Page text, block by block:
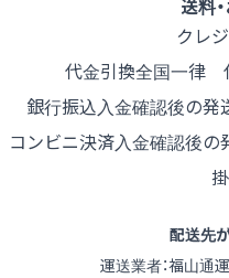
送料
クレ
代金引換全国一律
銀行振込入金確認後の発
コンビニ決済入金確認後の
配送先
運送業者：福山